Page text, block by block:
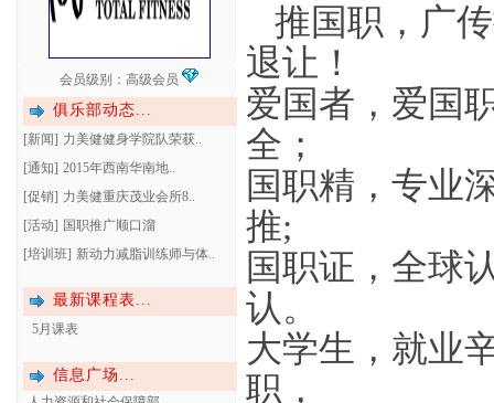
会员级别：高级会员
俱乐部动态...
[新闻] 力美健健身学院队荣获..
[通知] 2015年西南华南地..
[促销] 力美健重庆茂业会所8..
[活动] 国职推广顺口溜
[培训班] 新动力减脂训练师与体..
最新课程表...
5月课表
信息广场...
推国职，广
退让！
爱国者，爱国
全；
国职精，专业
推;
国职证，全球
认。
大学生，就业
职，